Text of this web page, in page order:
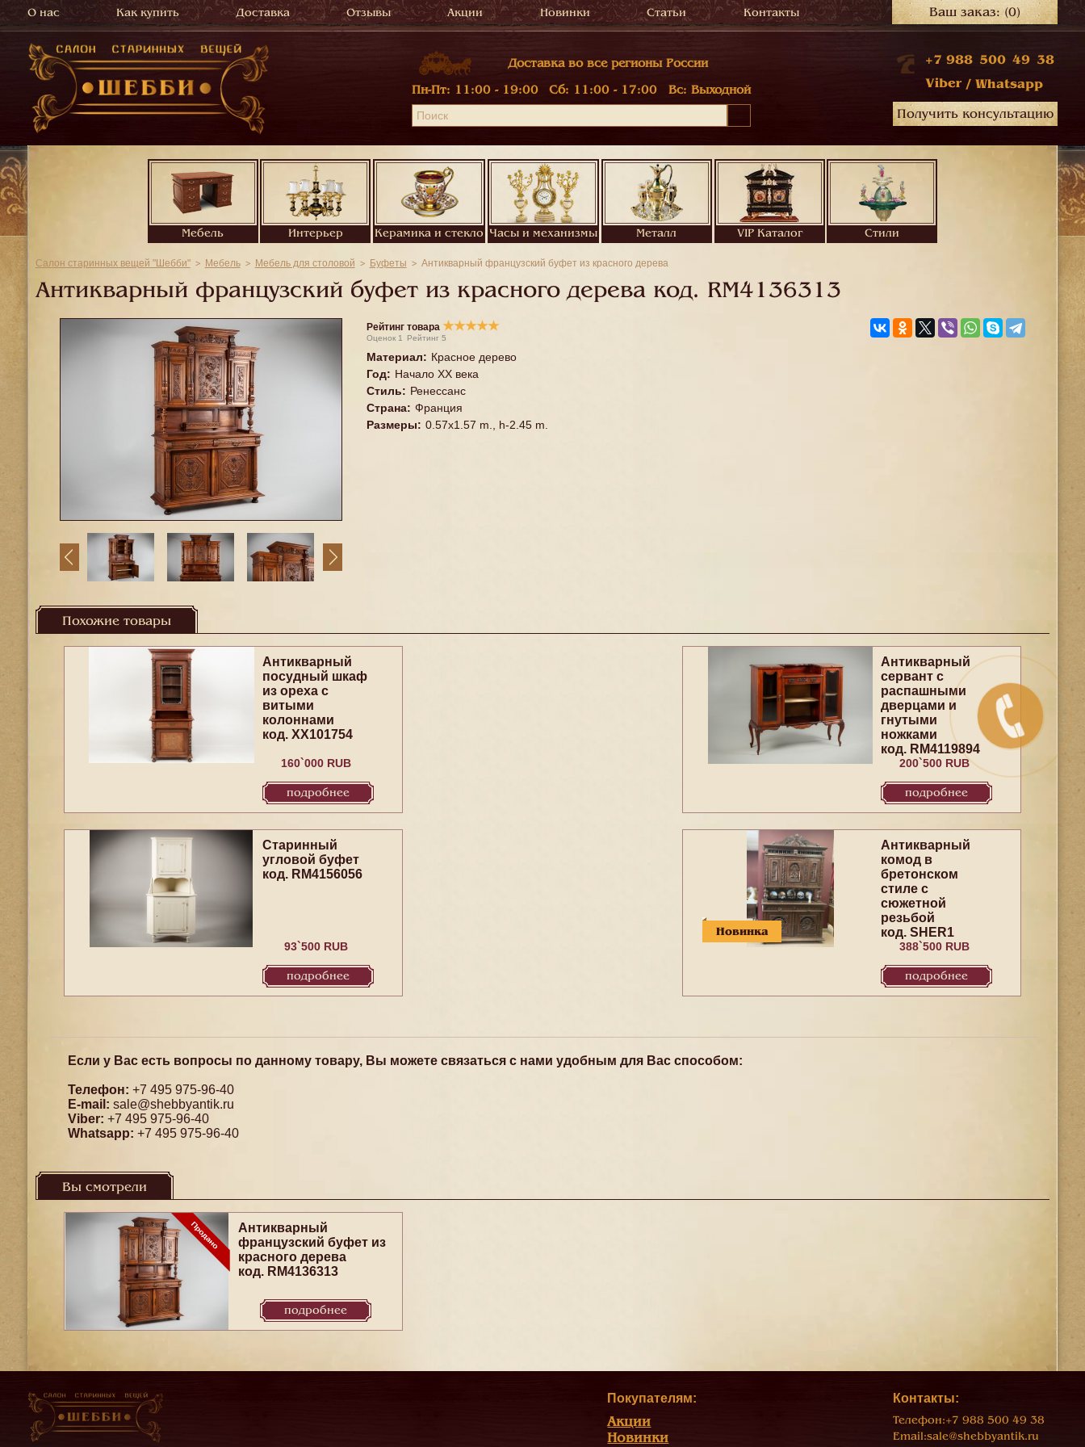
О нас Как купить Доставка Отзывы Акции Новинки Статьи Контакты Ваш заказ:(0)
Доставка во все регионы России
Пн-Пт: 11:00 - 19:00 Сб: 11:00 - 17:00 Вс: Выходной
+7 988 500 49 38
Viber / Whatsapp
Получить консультацию
Мебель Интерьер Керамика и стекло Часы и механизмы Металл VIP Каталог Стили
Салон старинных вещей "Шебби" Мебель Мебель для столовой Буфеты Антикварный французский буфет из красного дерева
Антикварный французский буфет из красного дерева код. RM4136313
Рейтинг товара ★★★★★
Оценок 1 Рейтинг 5
Материал: Красное дерево
Год: Начало XX века
Стиль: Ренессанс
Страна: Франция
Размеры: 0.57x1.57 m., h-2.45 m.
Похожие товары
Антикварный
посудный шкаф
из ореха с
витыми
колоннами
код. XX101754
160`000 RUB
подробнее
Антикварный
сервант с
распашными
дверцами и
гнутыми
ножками
код. RM4119894
200`500 RUB
подробнее
Старинный
угловой буфет
код. RM4156056
93`500 RUB
подробнее
Новинка
Антикварный
комод в
бретонском
стиле с
сюжетной
резьбой
код. SHER1
388`500 RUB
подробнее
Если у Вас есть вопросы по данному товару, Вы можете связаться с нами удобным для Вас способом:
Телефон: +7 495 975-96-40
E-mail: sale@shebbyantik.ru
Viber: +7 495 975-96-40
Whatsapp: +7 495 975-96-40
Вы смотрели
Антикварный
французский буфет из
красного дерева
код. RM4136313
подробнее
Покупателям:
Акции
Новинки
Контакты:
Телефон:+7 988 500 49 38
Email:sale@shebbyantik.ru